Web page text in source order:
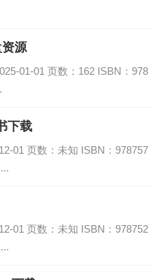
源
01-01 页数：162 ISBN：978
下载
01 页数：未知 ISBN：978757
01 页数：未知 ISBN：978752